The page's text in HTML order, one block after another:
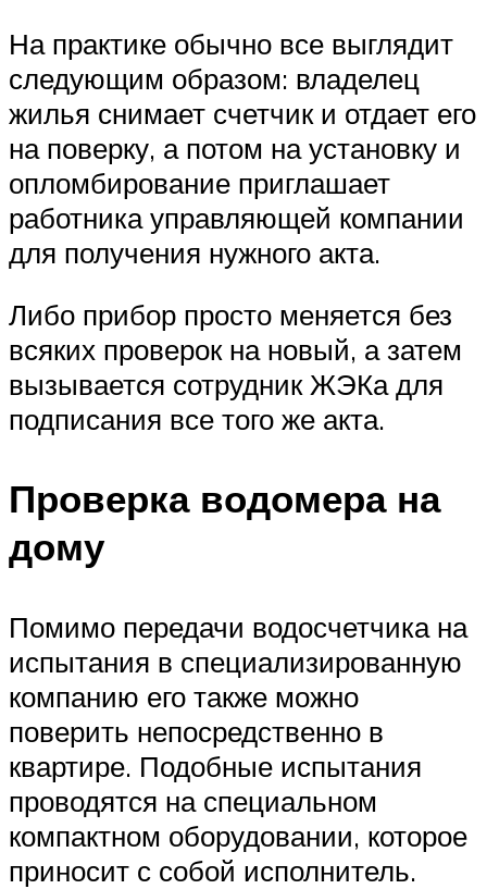
На практике обычно все выглядит
следующим образом: владелец
жилья снимает счетчик и отдает его
на поверку, а потом на установку и
опломбирование приглашает
работника управляющей компании
для получения нужного акта.
Либо прибор просто меняется без
всяких проверок на новый, а затем
вызывается сотрудник ЖЭКа для
подписания все того же акта.
Проверка водомера на
дому
Помимо передачи водосчетчика на
испытания в специализированную
компанию его также можно
поверить непосредственно в
квартире. Подобные испытания
проводятся на специальном
компактном оборудовании, которое
приносит с собой исполнитель.